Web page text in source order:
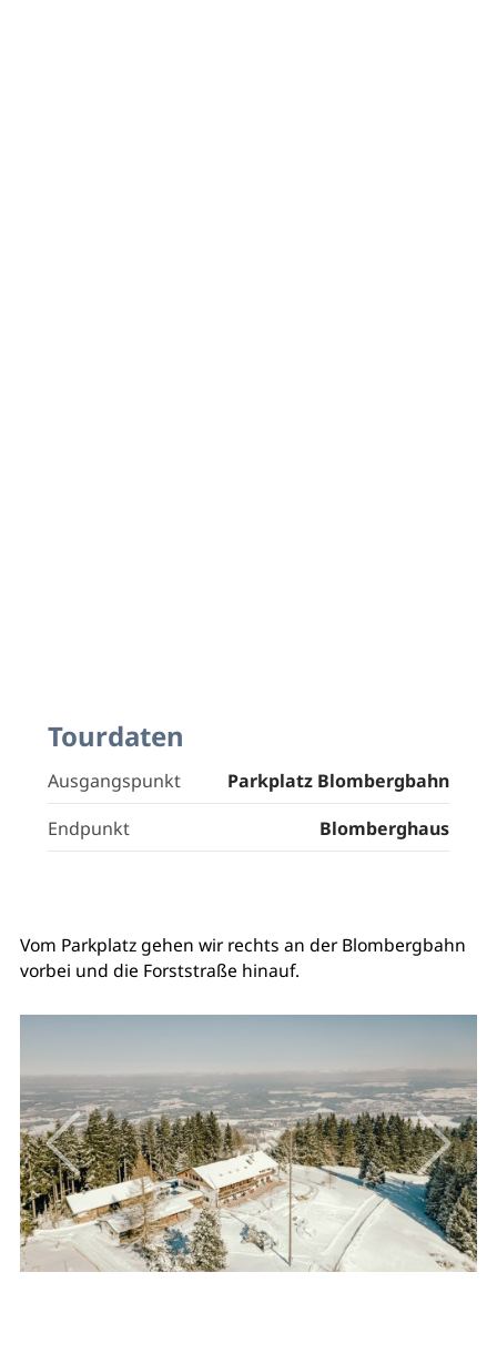
Tourdaten
Ausgangspunkt
Parkplatz Blombergbahn
Endpunkt
Blomberghaus
Vom Parkplatz gehen wir rechts an der Blombergbahn
vorbei und die Forststraße hinauf.